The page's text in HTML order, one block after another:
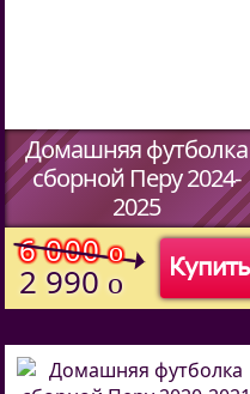
Домашняя футболка
сборной Перу 2024-
2025
(Код:411831979 )
Купить
6 000o
2 990 o